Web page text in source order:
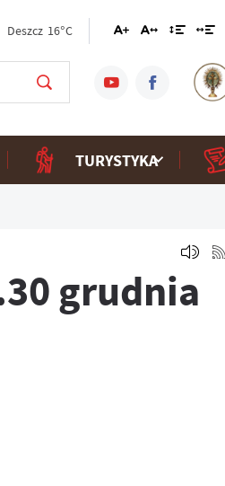
Deszcz 16°C
TURYSTYKA
grudnia